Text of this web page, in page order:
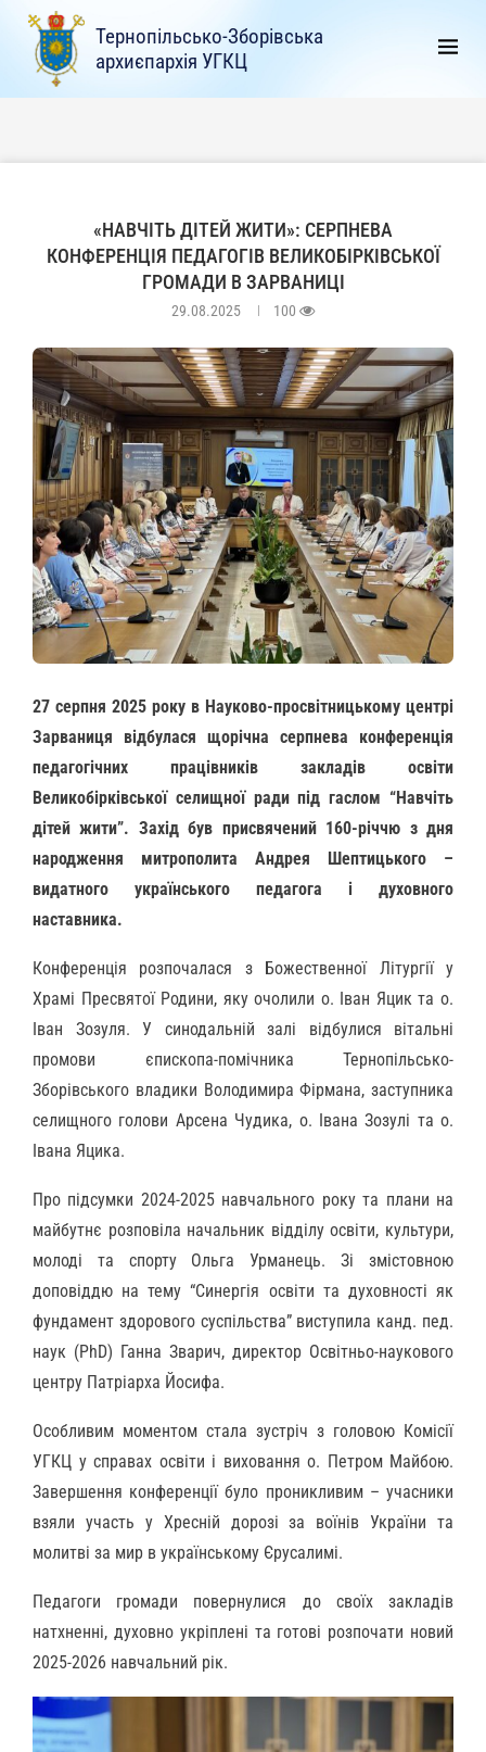
Тернопільсько-Зборівська
архиєпархія УГКЦ
«НАВЧІТЬ ДІТЕЙ ЖИТИ»: СЕРПНЕВА
КОНФЕРЕНЦІЯ ПЕДАГОГІВ ВЕЛИКОБІРКІВСЬКОЇ
ГРОМАДИ В ЗАРВАНИЦІ
29.08.2025 100
27 серпня 2025 року в Науково-просвітницькому центрі
Зарваниця відбулася щорічна серпнева конференція
педагогічних працівників закладів освіти
Великобірківської селищної ради під гаслом “Навчіть
дітей жити”. Захід був присвячений 160-річчю з дня
народження митрополита Андрея Шептицького –
видатного українського педагога і духовного
наставника.
Конференція розпочалася з Божественної Літургії у
Храмі Пресвятої Родини, яку очолили о. Іван Яцик та о.
Іван Зозуля. У синодальній залі відбулися вітальні
промови єпископа-помічника Тернопільсько-
Зборівського владики Володимира Фірмана, заступника
селищного голови Арсена Чудика, о. Івана Зозулі та о.
Івана Яцика.
Про підсумки 2024-2025 навчального року та плани на
майбутнє розповіла начальник відділу освіти, культури,
молоді та спорту Ольга Урманець. Зі змістовною
доповіддю на тему “Синергія освіти та духовності як
фундамент здорового суспільства” виступила канд. пед.
наук (PhD) Ганна Зварич, директор Освітньо-наукового
центру Патріарха Йосифа.
Особливим моментом стала зустріч з головою Комісії
УГКЦ у справах освіти і виховання о. Петром Майбою.
Завершення конференції було проникливим – учасники
взяли участь у Хресній дорозі за воїнів України та
молитві за мир в українському Єрусалимі.
Педагоги громади повернулися до своїх закладів
натхненні, духовно укріплені та готові розпочати новий
2025-2026 навчальний рік.